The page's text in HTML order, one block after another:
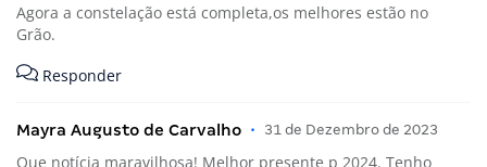
Agora a constelação está completa,os melhores estão no
Grão.
Responder
Mayra Augusto de Carvalho • 31 de Dezembro de 2023
Que notícia maravilhosa! Melhor presente p 2024. Tenho